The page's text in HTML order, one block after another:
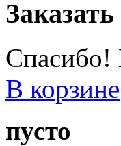
Спасибо!
В корзине
пусто